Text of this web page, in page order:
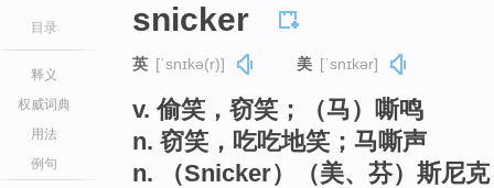
目录
释义
权威词典
用法
例句
snicker
英 [ˈsnɪkə(r)] 美 [ˈsnɪkər]
v. 偷笑，窃笑；（马）嘶鸣
n. 窃笑，吃吃地笑；马嘶声
n. （Snicker）（美、芬）斯尼